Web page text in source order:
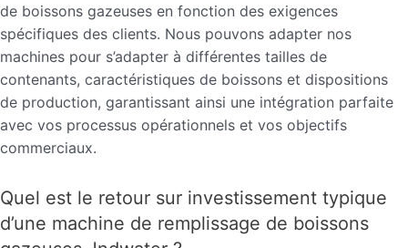
de boissons gazeuses en fonction des exigences
spécifiques des clients. Nous pouvons adapter nos
machines pour s’adapter à différentes tailles de
contenants, caractéristiques de boissons et dispositions
de production, garantissant ainsi une intégration parfaite
avec vos processus opérationnels et vos objectifs
commerciaux.
Quel est le retour sur investissement typique
d’une machine de remplissage de boissons